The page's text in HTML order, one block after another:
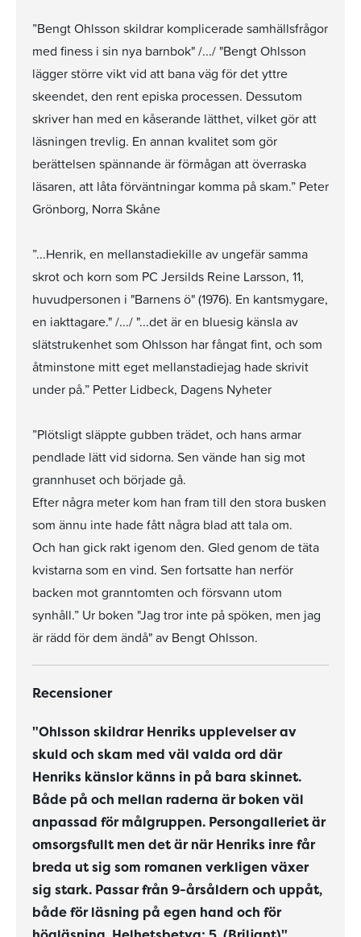
”Bengt Ohlsson skildrar komplicerade samhällsfrågor
med finess i sin nya barnbok" /.../ "Bengt Ohlsson
lägger större vikt vid att bana väg för det yttre
skeendet, den rent episka processen. Dessutom
skriver han med en kåserande lätthet, vilket gör att
läsningen trevlig. En annan kvalitet som gör
berättelsen spännande är förmågan att överraska
läsaren, att låta förväntningar komma på skam.” Peter
Grönborg, Norra Skåne
”...Henrik, en mellanstadiekille av ungefär samma
skrot och korn som PC Jersilds Reine Larsson, 11,
huvudpersonen i "Barnens ö" (1976). En kantsmygare,
en iakttagare." /.../ "...det är en bluesig känsla av
slätstrukenhet som Ohlsson har fångat fint, och som
åtminstone mitt eget mellanstadiejag hade skrivit
under på.” Petter Lidbeck, Dagens Nyheter
”Plötsligt släppte gubben trädet, och hans armar
pendlade lätt vid sidorna. Sen vände han sig mot
grannhuset och började gå.
Efter några meter kom han fram till den stora busken
som ännu inte hade fått några blad att tala om.
Och han gick rakt igenom den. Gled genom de täta
kvistarna som en vind. Sen fortsatte han nerför
backen mot granntomten och försvann utom
synhåll.” Ur boken "Jag tror inte på spöken, men jag
är rädd för dem ändå" av Bengt Ohlsson.
Recensioner
"Ohlsson skildrar Henriks upplevelser av
skuld och skam med väl valda ord där
Henriks känslor känns in på bara skinnet.
Både på och mellan raderna är boken väl
anpassad för målgruppen. Persongalleriet är
omsorgsfullt men det är när Henriks inre får
breda ut sig som romanen verkligen växer
sig stark. Passar från 9-årsåldern och uppåt,
både för läsning på egen hand och för